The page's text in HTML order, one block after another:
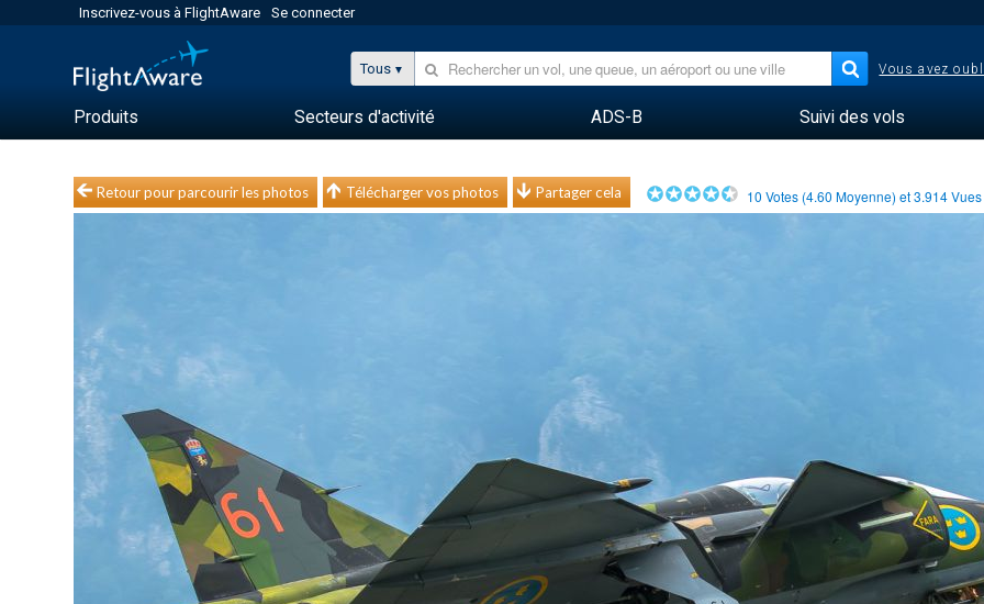
Inscrivez-vous à FlightAware Se connecter
Tous Vous avez
Produits Secteurs d'activité ADS-B Suivi des vols
Retour pour parcourir les photos Télécharger vos photos Partager cela 10 Votes (4.60 Moyenne) et3.914